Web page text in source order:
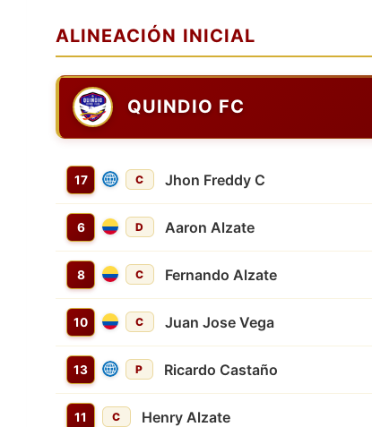
ALINEACIÓN INICIAL
QUINDIO FC
17 C Jhon Freddy C
6 D Aaron Alzate
8 C Fernando Alzate
10 C Juan Jose Vega
13 P Ricardo Castaño
11 C Henry Alzate